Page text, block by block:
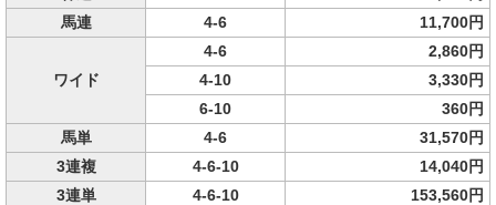
馬連
4-6 11,700円
ワイド
4-6
2,860円
4-10
3,330円
6-10
360円
馬単
4-6
31,570円
3連複
4-6-10
14,040円
3連単
4-6-10 153,560円